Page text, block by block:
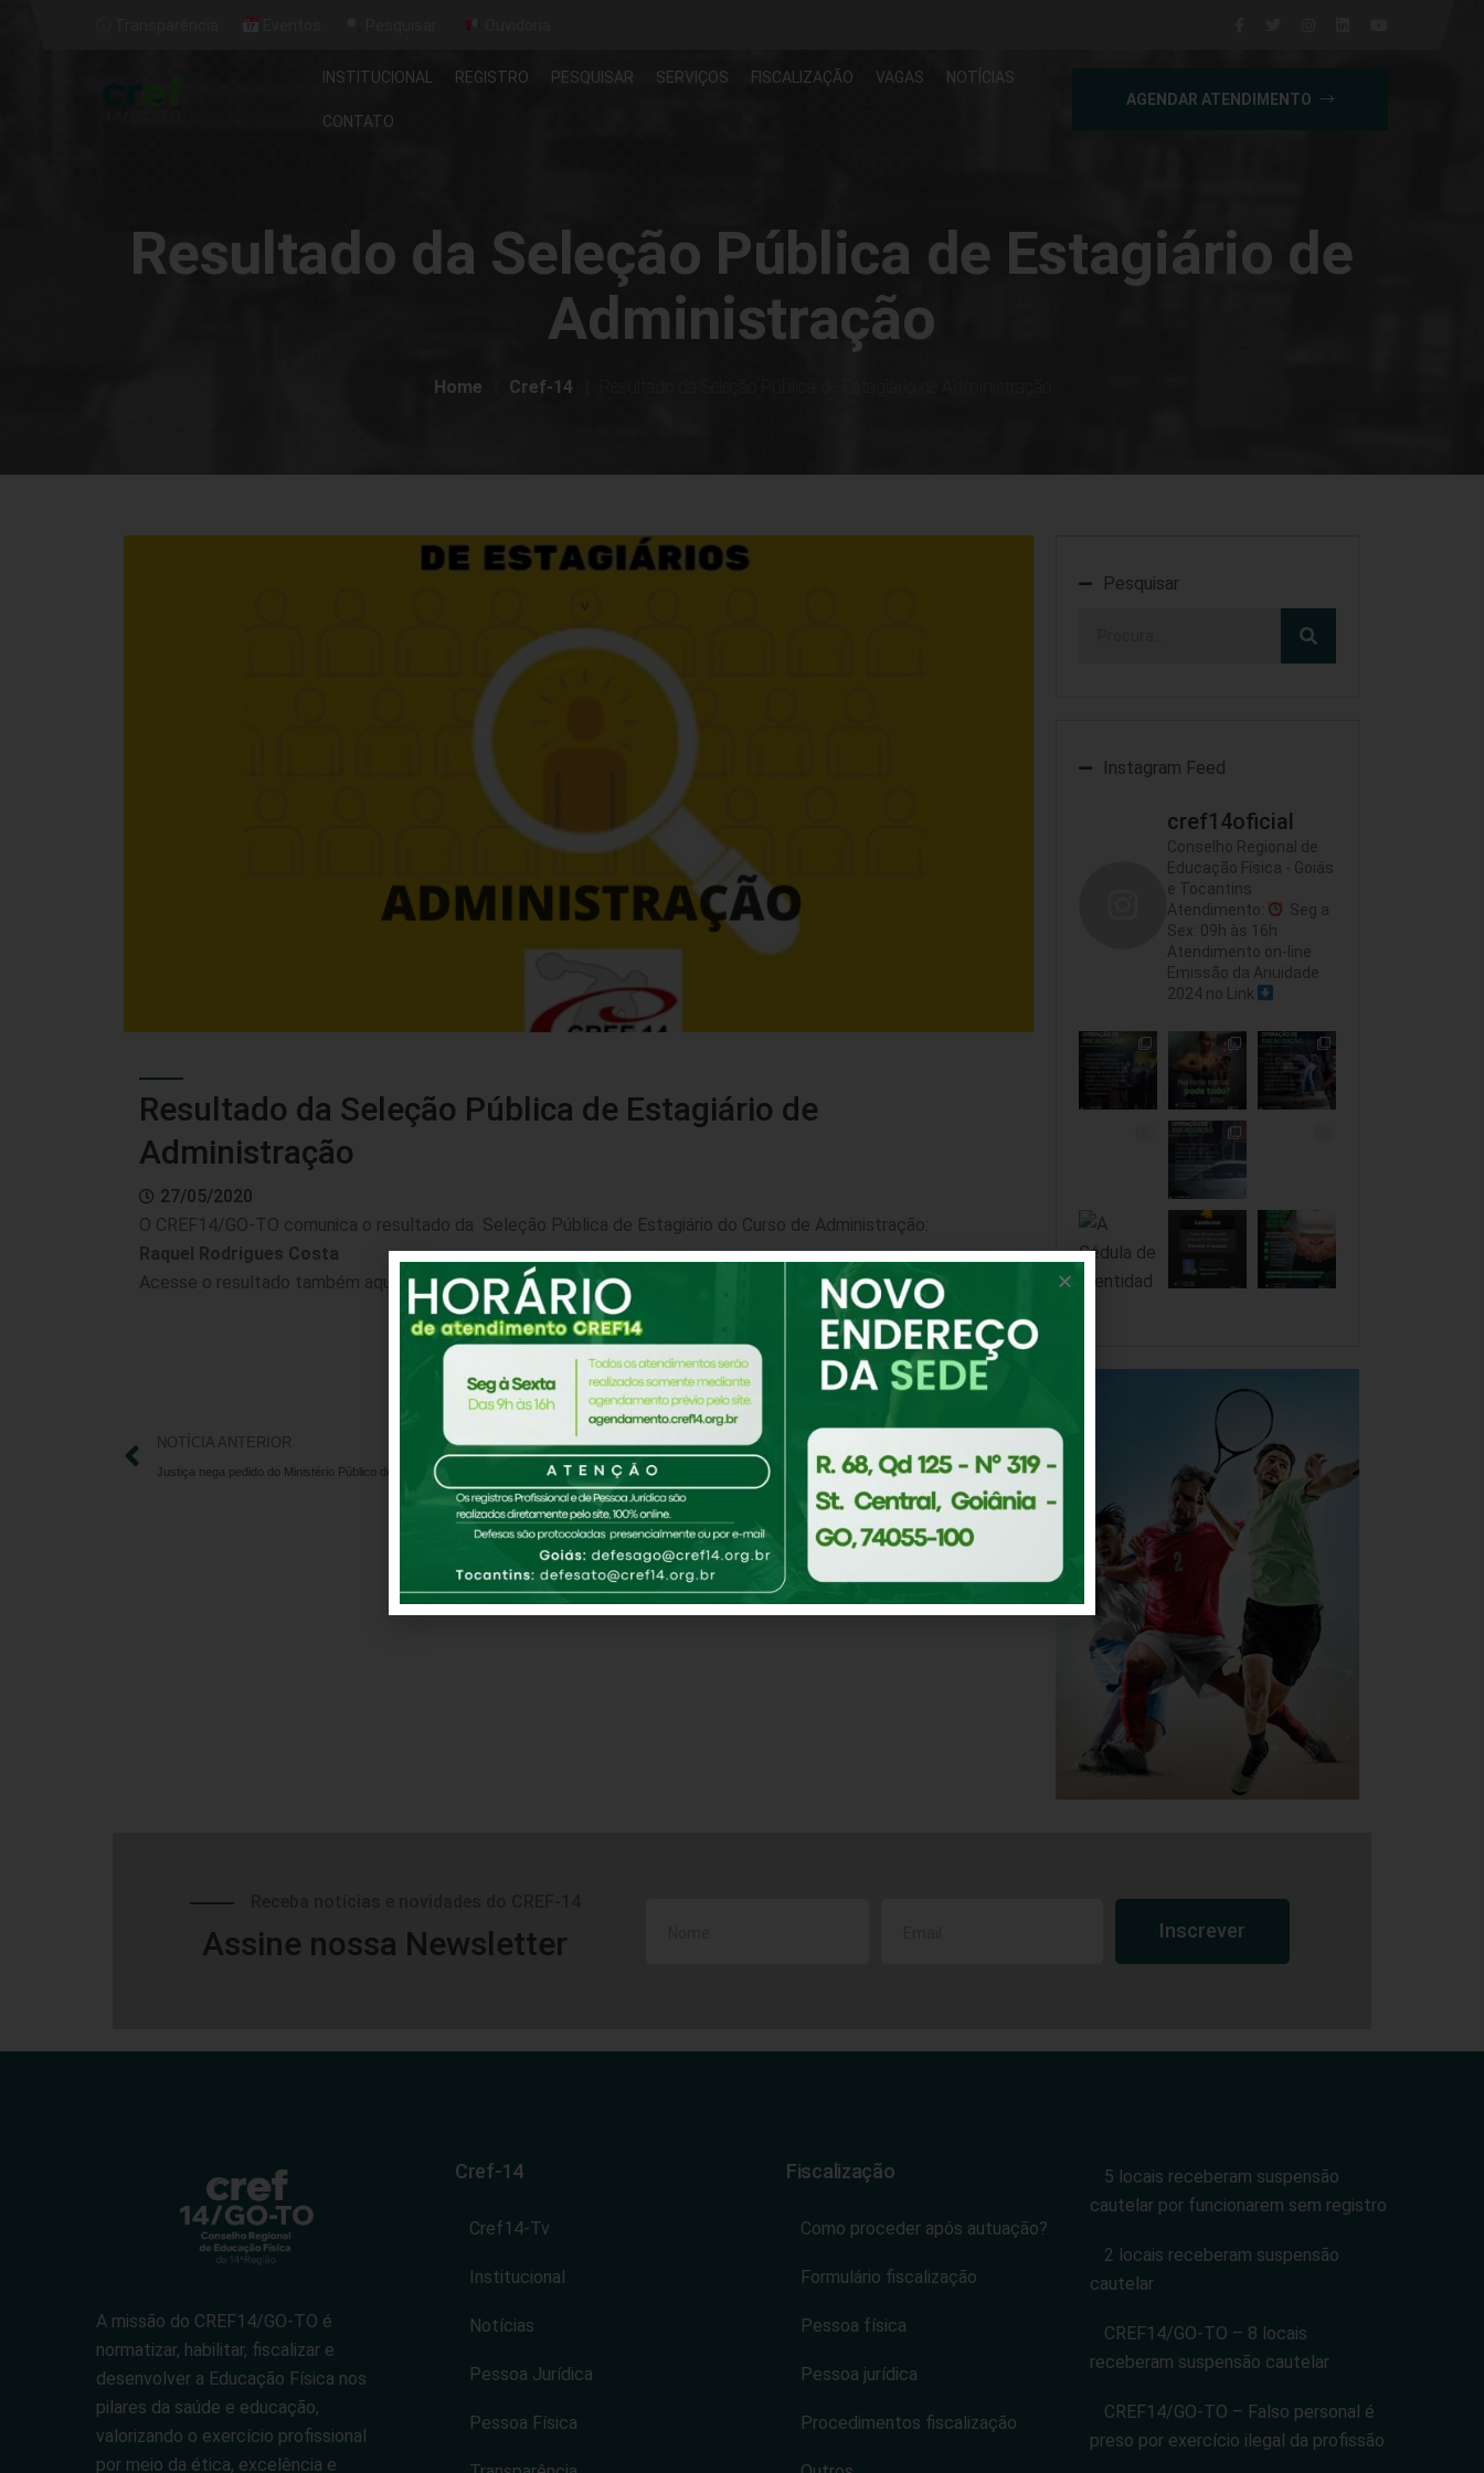
INSTITUCIONAL REGISTRO PESQUISAR SERVIÇOS FISCALIZAÇÃO VAGAS NOTÍCIAS
CONTATO
AGENDAR ATENDIMENTO
Resultado da Seleção Pública de Estagiário de
Administração
Home Cref-14
Resultado da Seleção Pública de Estagiário de
Administração
27/05/2020
O CREF14/GO-TO comunica o resultado da Seleção Pública de Estagiário do Curso de Administração:
Raquel Rodrigues Costa
Acesse o resultado também aqui
Compartilhar
NOTÍCIA ANTERIOR
Justiça nega pedido do Ministério Público de fechamento das academias depois de liminar que permitiu o funcionamento STF cassa liminar e mantém academias fechadas em Goiás
Pesquisar
Instagram Feed
cref14oficial
Conselho Regional de
Educação Física - Goiás
e Tocantins
Atendimento:
Seg a
Sex: 09h às 16h
Atendimento on-line
Emissão da Anuidade
2024 no Link
Assine nossa Newsletter Inscrever
A missão do CREF14/GO-TO é
normatizar, habilitar, fiscalizar e
desenvolver a Educação Física nos
pilares da saúde e educação,
valorizando o exercício profissional
por meio da ética, excelência e
Cref-14
Cref14-Tv
Institucional
Notícias
Pessoa Jurídica
Pessoa Física
Fiscalização
Como proceder após autuação?
Formulário fiscalização
Pessoa física
Pessoa jurídica
Procedimentos fiscalização
5 locais receberam suspensão
cautelar por funcionarem sem registro
2 locais receberam suspensão
cautelar
CREF14/GO-TO – 8 locais
receberam suspensão cautelar
CREF14/GO-TO – Falso personal é
preso por exercício ilegal da profissão